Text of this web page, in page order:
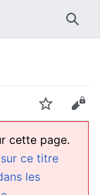
Suivre
cette page.
ce titre
les